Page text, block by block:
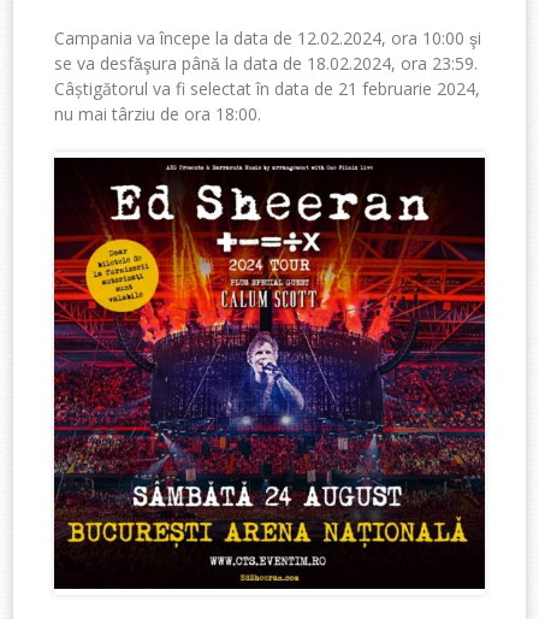
Campania va începe la data de 12.02.2024, ora 10:00 şi
se va desfăşura până la data de 18.02.2024, ora 23:59.
Câștigătorul va fi selectatîn data de 21 februarie 2024,
nu mai târziu de ora 18:00.